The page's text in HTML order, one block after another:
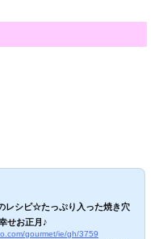
レシピ☆たっぷり入った焼き穴
せお正月♪
gourmet/ie/gh/3759